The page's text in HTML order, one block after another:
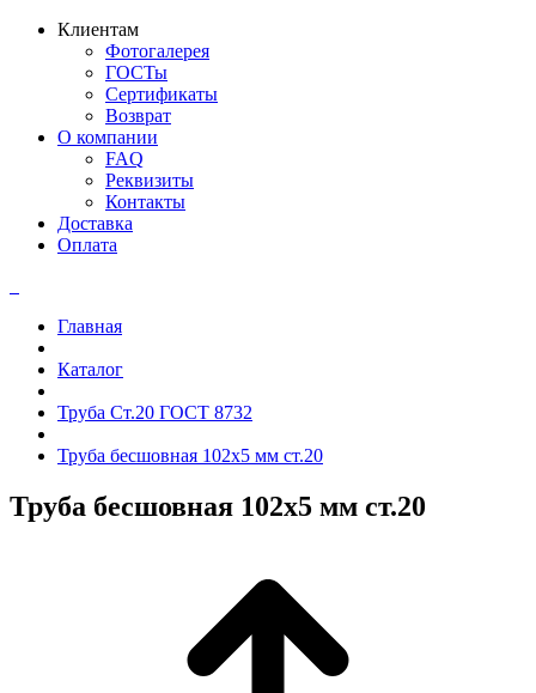
Клиентам
Фотогалерея
ГОСТы
Сертификаты
Возврат
О компании
FAQ
Реквизиты
Контакты
Доставка
Оплата
Главная
Каталог
Труба Ст.20 ГОСТ 8732
Труба бесшовная 102x5 мм ст.20
Труба бесшовная 102x5 мм ст.20